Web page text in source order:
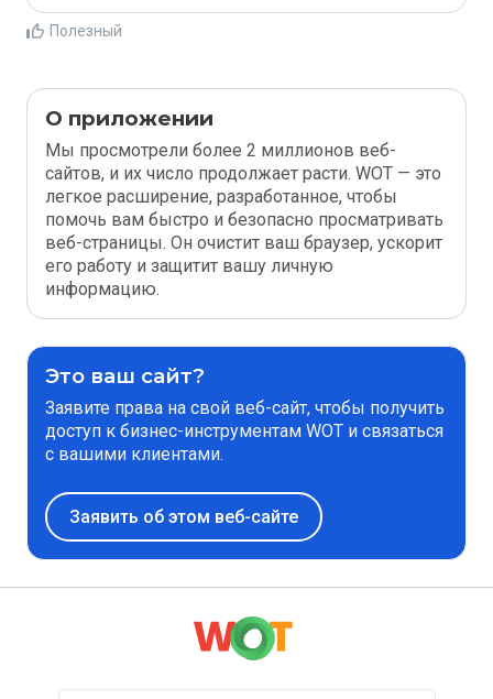
Полезный
О приложении
Мы просмотрели более 2 миллионов веб-
сайтов, и их число продолжает расти. WOT — это
легкое расширение, разработанное, чтобы
помочь вам быстро и безопасно просматривать
веб-страницы. Он очистит ваш браузер, ускорит
его работу и защитит вашу личную
информацию.
Это ваш сайт?
Заявите права на свой веб-сайт, чтобы получить
доступ к бизнес-инструментам WOT и связаться
с вашими клиентами.
Заявить об этом веб-сайте